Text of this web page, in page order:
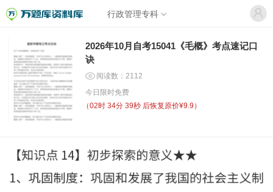
行政管理专科
2026年10月自考15041《毛概》考点速记口
诀
阅读数：2112
今日限时免费
（02时 34分 39秒 后恢复原价¥9.9）